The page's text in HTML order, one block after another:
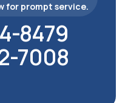
for prompt service.
8479
7008